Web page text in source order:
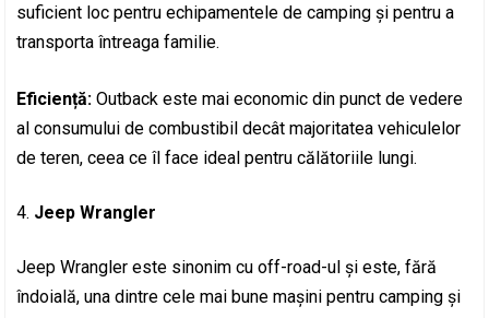
suficient loc pentru echipamentele de camping și pentru a
transporta întreaga familie.
Eficiență: Outback este mai economic din punct de vedere
al consumului de combustibil decât majoritatea vehiculelor
de teren, ceea ce îl face ideal pentru călătoriile lungi.
Jeep Wrangler
Jeep Wrangler este sinonim cu off-road-ul și este, fără
îndoială, una dintre cele mai bune mașini pentru camping și